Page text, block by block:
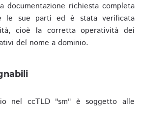
documentazione richiesta completa
sue parti ed è stata verificata
cioè la corretta operatività dei
del nome a dominio.
nel ccTLD "sm" è soggetto alle